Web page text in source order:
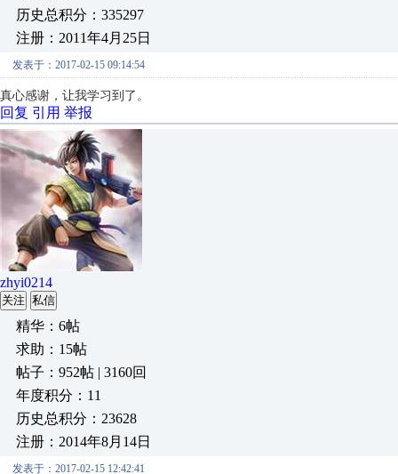
历史总积分：335297
注册：2011年4月25日
发表于：2017-02-15 09:14:54
真心感谢，让我学习到了。
回复 引用 举报
zhyi0214
关注 私信
精华：6帖
求助：15帖
帖子：952帖 | 3160回
年度积分：11
历史总积分：23628
注册：2014年8月14日
发表于：2017-02-15 12:42:41